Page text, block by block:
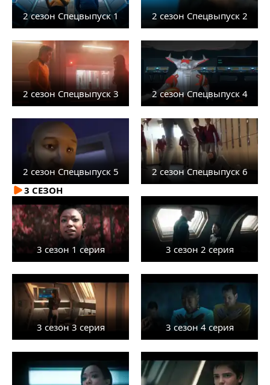
2 сезон Спецвыпуск 1 2 сезон Спецвыпуск 2
2 сезон Спецвыпуск 3 2 сезон Спецвыпуск 4
2 сезон Спецвыпуск 5
2 сезон Спецвыпуск 6
3 СЕЗОН
3 сезон 1 серия 3 сезон 2 серия
3 сезон 3 серия 3 сезон 4 серия